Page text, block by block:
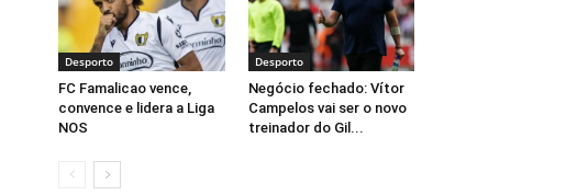
Desporto
FC Famalicao vence,
convence e lidera a Liga
NOS
Desporto
Negócio fechado: Vítor
Campelos vai ser o novo
treinador do Gil...